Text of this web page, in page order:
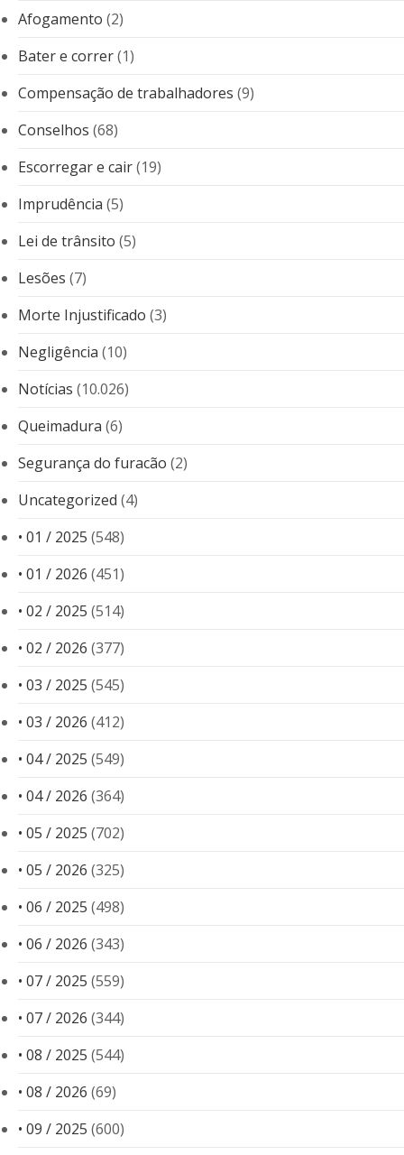
Afogamento (2)
Bater e correr(1)
Compensação de trabalhadores (9)
Conselhos (68)
Escorregar e cair(19)
Imprudência (5)
Lei de trânsito (5)
Lesões (7)
Morte Injustificado (3)
Negligência (10)
Notícias (10.026)
Queimadura (6)
Segurança do furacão (2)
Uncategorized (4)
• 01 / 2025 (548)
• 01 / 2026 (451)
• 02 / 2025 (514)
• 02 / 2026 (377)
• 03 / 2025 (545)
• 03 / 2026 (412)
• 04 / 2025 (549)
• 04 / 2026 (364)
• 05 / 2025 (702)
• 05 / 2026 (325)
• 06 / 2025 (498)
• 06 / 2026 (343)
• 07 / 2025 (559)
• 07 / 2026 (344)
• 08 / 2025 (544)
• 08 / 2026 (69)
• 09 / 2025 (600)